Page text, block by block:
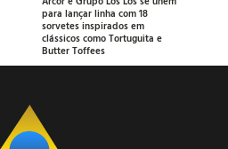
para lançar linha com 18
sorvetes inspirados em
clássicos como Tortuguita e
Butter Toffees